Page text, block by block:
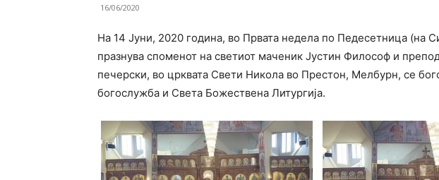
16/06/2020
На 14 Јуни, 2020 година, во Првата недела по Педесетница (на
празнува споменот на светиот маченик Јустин Философ и
печерски, во црквата Свети Никола во Престон, Мелбурн, се
богослужба и Света Божествена Литургија.